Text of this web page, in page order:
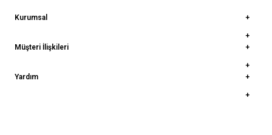
Kurumsal
Müşteri İlişkileri
Yardım